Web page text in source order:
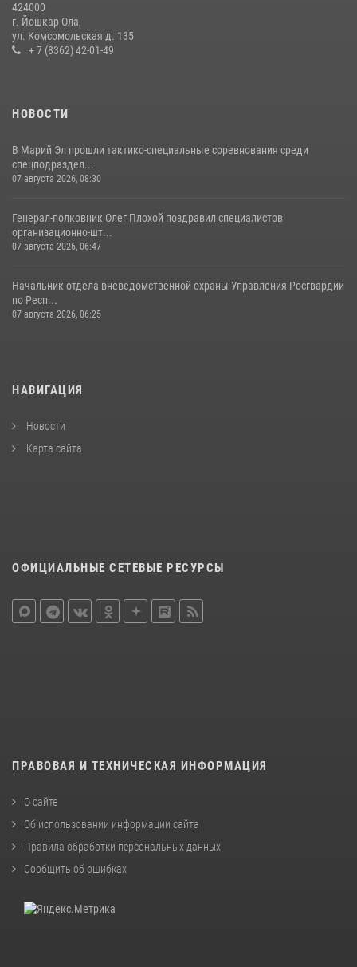
09 июля 2026, 06:04
Управление Росгвардии по Республике Марий Эл продолжает
424000
г. Йошкар-Ола,
ул. Комсомольская д. 135
+ 7 (8362) 42-01-49
НОВОСТИ
В Марий Эл прошли тактико-специальные соревнования среди
спецподраздел...
07 августа 2026, 08:30
Генерал-полковник Олег Плохой поздравил специалистов
организационно-шт...
07 августа 2026, 06:47
Начальник отдела вневедомственной охраны Управления Росгвардии
по Респ...
07 августа 2026, 06:25
НАВИГАЦИЯ
Новости
Карта сайта
ОФИЦИАЛЬНЫЕ СЕТЕВЫЕ РЕСУРСЫ
ПРАВОВАЯ И ТЕХНИЧЕСКАЯ ИНФОРМАЦИЯ
О сайте
Об использовании информации сайта
Правила обработки персональных данных
Сообщить об ошибках